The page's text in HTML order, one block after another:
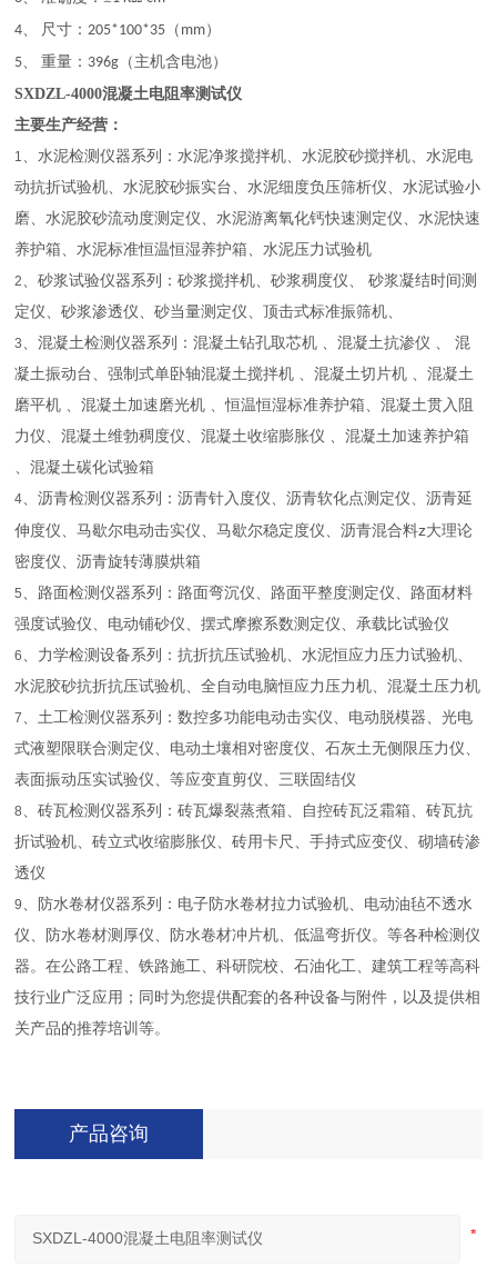
4、
尺寸：205*100*35 （ mm）
5、重量： 396g （主机含电池）
SXDZL-4000混凝土电阻率测试仪
主要生产经营：
1、水泥检测仪器系列：水泥净浆搅拌机、水泥胶砂搅拌机、水泥电
动抗折试验机、水泥胶砂振实台、水泥细度负压筛析仪、水泥试验小
磨、水泥胶砂流动度测定仪、水泥游离氧化钙快速测定仪、水泥快速
养护箱、水泥标准恒温恒湿养护箱、水泥压力试验机
2、砂浆试验仪器系列：砂浆搅拌机、砂浆稠度仪、 砂浆凝结时间测
定仪、砂浆渗透仪、砂当量测定仪、顶击式标准振筛机、
3、混凝土检测仪器系列：混凝土钻孔取芯机 、混凝土抗渗仪 、 混
凝土振动台、强制式单卧轴混凝土搅拌机 、混凝土切片机 、混凝土
磨平机 、混凝土加速磨光机 、恒温恒湿标准养护箱、混凝土贯入阻
力仪、混凝土维勃稠度仪、混凝土收缩膨胀仪 、混凝土加速养护箱
、混凝土碳化试验箱
4、沥青检测仪器系列：沥青针入度仪、沥青软化点测定仪、沥青延
伸度仪、马歇尔电动击实仪、马歇尔稳定度仪、沥青混合料z大理论
密度仪、沥青旋转薄膜烘箱
5、路面检测仪器系列：路面弯沉仪、路面平整度测定仪、路面材料
强度试验仪、电动铺砂仪、摆式摩擦系数测定仪、承载比试验仪
6、力学检测设备系列：抗折抗压试验机、水泥恒应力压力试验机、
水泥胶砂抗折抗压试验机、全自动电脑恒应力压力机、混凝土压力机
7、土工检测仪器系列：数控多功能电动击实仪、电动脱模器、光电
式液塑限联合测定仪、电动土壤相对密度仪、石灰土无侧限压力仪、
表面振动压实试验仪、等应变直剪仪、三联固结仪
8、砖瓦检测仪器系列：砖瓦爆裂蒸煮箱、自控砖瓦泛霜箱、砖瓦抗
折试验机、砖立式收缩膨胀仪、砖用卡尺、手持式应变仪、砌墙砖渗
透仪
9、防水卷材仪器系列：电子防水卷材拉力试验机、电动油毡不透水
仪、防水卷材测厚仪、防水卷材冲片机、低温弯折仪。等各种检测仪
器。在公路工程、铁路施工、科研院校、石油化工、建筑工程等高科
技行业广泛应用；同时为您提供配套的各种设备与附件，以及提供相
关产品的推荐培训等。
产品咨询